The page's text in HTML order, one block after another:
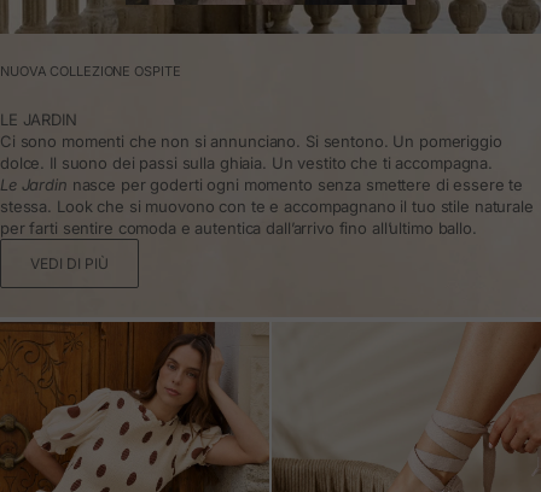
NUOVA COLLEZIONE OSPITE
LE JARDIN
Ci sono momenti che non si annunciano. Si sentono. Un pomeriggio
dolce. Il suono dei passi sulla ghiaia. Un vestito che ti accompagna.
Le Jardin nasce per goderti ogni momento senza smettere di essere te
stessa. Look che si muovono con te e accompagnano il tuo stile naturale
per farti sentire comoda e autentica dall’arrivo fino all’ultimo ballo.
VEDI DI PIÙ